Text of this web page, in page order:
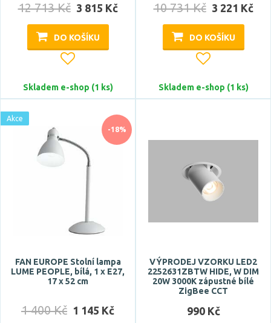
Světelný tok celkový
Pro prostor o velikosti
Zobrazit více
12 713 Kč 3 815 Kč
DO KOŠÍKU
Skladem e-shop (1 ks)
10 731 Kč 3 221 Kč
DO KOŠÍKU
Skladem e-shop (1 ks)
-18%
Akce
FAN EUROPE Stolní lampa
LUME PEOPLE, bílá, 1 x E27,
17 x 52 cm
1 400 Kč 1 145 Kč
VÝPRODEJ VZORKU LED2
2252631ZBTW HIDE, W DIM
20W 3000K zápustné bílé
ZigBee CCT
990 Kč